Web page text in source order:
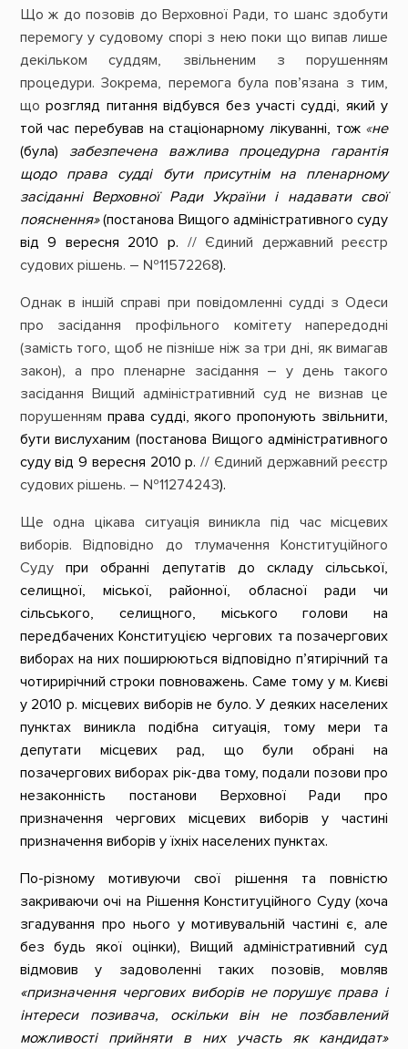
Що ж до позовів до Верховної Ради, то шанс здобути
перемогу у судовому спорі з нею поки що випав лише
декільком суддям, звільненим з порушенням
процедури. Зокрема, перемога була пов’язана з тим,
щорозгляд питання відбувся без участі судді, який у
той час перебував на стаціонарному лікуванні, тож «не
(була) забезпечена важлива процедурна гарантія
щодо права судді бути присутнім на пленарному
засіданні Верховної Ради України і надавати свої
пояснення»(постанова Вищого адміністративного суду
від 9 вересня 2010 р. // Єдиний державний реєстр
судових рішень. – №11572268).
Однак в іншій справі при повідомленні судді з Одеси
про засідання профільного комітету напередодні
(замість того, щоб не пізніше ніж за три дні, як вимагав
закон), а про пленарне засідання – у день такого
засідання Вищий адміністративний суд не визнав це
порушенням права судді, якого пропонують звільнити,
бути вислуханим (постанова Вищого адміністративного
суду від 9 вересня 2010 р.// Єдиний державний реєстр
судових рішень. – №11274243).
Ще одна цікава ситуація виникла під час місцевих
виборів. Відповідно до тлумачення Конституційного
Суду при обранні депутатів до складу сільської,
селищної, міської, районної, обласної ради чи
сільського, селищного, міського голови на
передбачених Конституцією чергових та позачергових
виборах на них поширюються відповідно п’ятирічний та
чотирирічний строки повноважень. Саме тому у м. Києві
у 2010 р. місцевих виборів не було. У деяких населених
пунктах виникла подібна ситуація, тому мери та
депутати місцевих рад, що були обрані на
позачергових виборах рік-два тому, подали позови про
незаконність постанови Верховної Ради про
призначення чергових місцевих виборів у частині
призначення виборів у їхніх населених пунктах.
По-різному мотивуючи свої рішення та повністю
закриваючи очі на Рішення Конституційного Суду (хоча
згадування про нього у мотивувальній частині є, але
без будь якої оцінки), Вищий адміністративний суд
відмовив у задоволенні таких позовів, мовляв
«призначення чергових виборів не порушує права і
інтереси позивача, оскільки він не позбавлений
можливості прийняти в них участь як кандидат»